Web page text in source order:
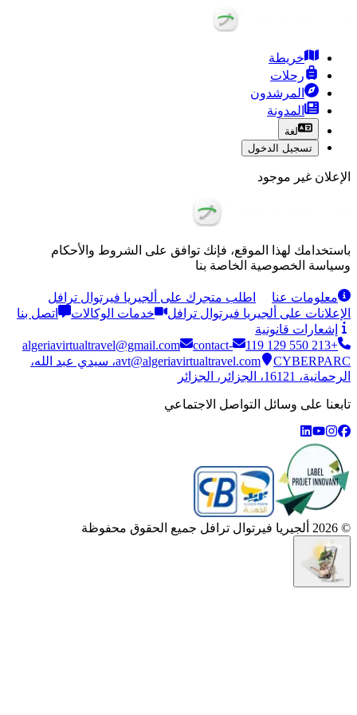
خريطة
رحلات
المرشدون
المدونة
لغة
تسجيل الدخول
الإعلان غير موجود
باستخدامك لهذا الموقع، فإنك توافق على الشروط والأحكام
وسياسة الخصوصية الخاصة بنا
معلومات عنا
اطلب متجرك على ألجيريا فيرتوال ترافل
الإعلانات على ألجيريا فيرتوال ترافل
خدمات الوكالات
اتصل بنا
إشعارات قانونية
+213 550 129 119
algeriavirtualtravel@gmail.com
contact-
avt@algeriavirtualtravel.comCYBERPARC، سيدي عبد الله،
الرحمانية، 16121، الجزائر، الجزائر
تابعنا على وسائل التواصل الاجتماعي
©
2026 ألجيريا فيرتوال ترافل جميع الحقوق محفوظة